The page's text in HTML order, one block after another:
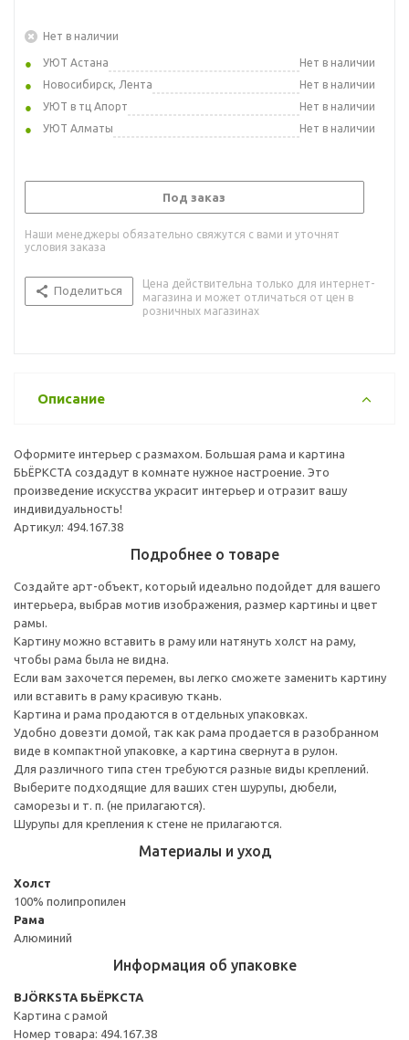
Нет в наличии
УЮТ Астана
Нет в наличии
Новосибирск, Лента
Нет в наличии
УЮТ в тц Апорт
Нет в наличии
УЮТ Алматы
Нет в наличии
Под заказ
Наши менеджеры обязательно свяжутся с вами и уточнят
условия заказа
Поделиться
Цена действительна только для интернет-
магазина и может отличаться от цен в
розничных магазинах
Описание
Оформите интерьер с размахом. Большая рама и картина
БЬЁРКСТА создадут в комнате нужное настроение. Это
произведение искусства украсит интерьер и отразит вашу
индивидуальность!
Артикул: 494.167.38
Подробнее о товаре
Создайте арт-объект, который идеально подойдет для вашего
интерьера, выбрав мотив изображения, размер картины и цвет
рамы.
Картину можно вставить в раму или натянуть холст на раму,
чтобы рама была не видна.
Если вам захочется перемен, вы легко сможете заменить картину
или вставить в раму красивую ткань.
Картина и рама продаются в отдельных упаковках.
Удобно довезти домой, так как рама продается в разобранном
виде в компактной упаковке, а картина свернута в рулон.
Для различного типа стен требуются разные виды креплений.
Выберите подходящие для ваших стен шурупы, дюбели,
саморезы и т. п. (не прилагаются).
Шурупы для крепления к стене не прилагаются.
Материалы и уход
Холст
100% полипропилен
Рама
Алюминий
Информация об упаковке
BJÖRKSTA БЬЁРКСТА
Картина с рамой
Номер товара: 494.167.38